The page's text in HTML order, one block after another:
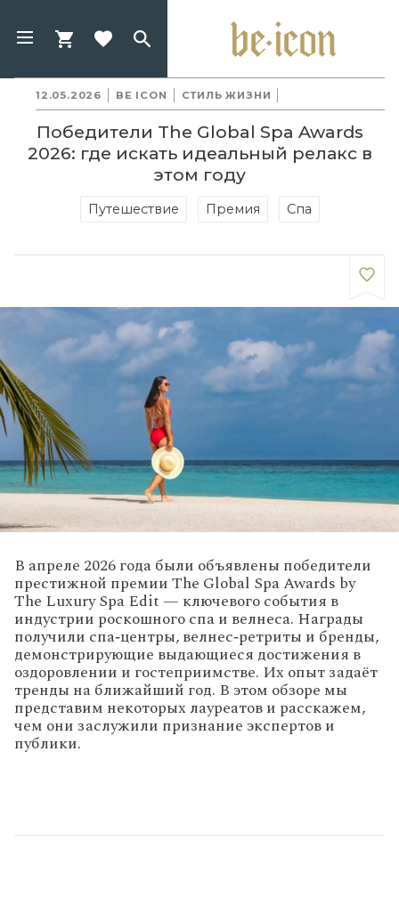
12.05.2026 BE ICON СТИЛЬ ЖИЗНИ
Победители The Global Spa Awards
2026: где искать идеальный релакс в
этом году
Путешествие Премия Спа
В апреле 2026годабыли объявлены победители
престижной премииThe Global SpaAwards by
The LuxurySpaEdit — ключевогособытия в
индустрии роскошногоспаи велнеса. Награды
получили спа‑центры,велнес‑ретриты и бренды,
демонстрирующие выдающиеся достижения в
оздоровлении и гостеприимстве. Их опытзадаёт
тренды наближайший год. В этом обзоре мы
представим некоторыхлауреатови расскажем,
чем они заслужили признание экспертови
публики.